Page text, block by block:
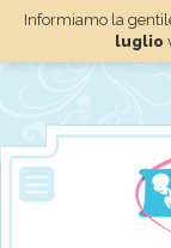
Informiamo la
luglio